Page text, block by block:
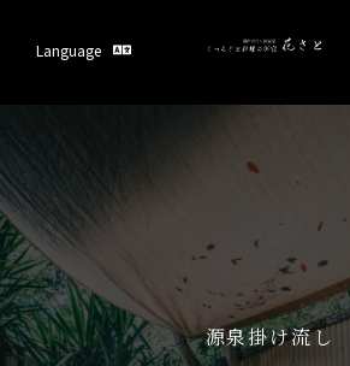
Language ご予約
源泉掛け流し